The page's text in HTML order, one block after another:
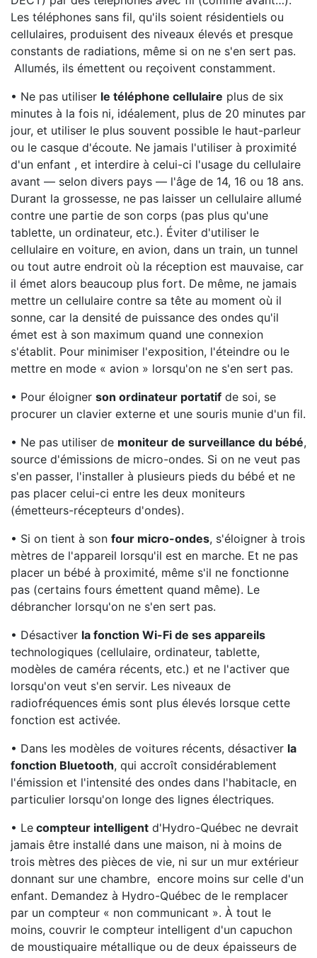
Les téléphones sans fil, qu'ils soient résidentiels ou
cellulaires, produisent des niveaux élevés et presque
constants de radiations, même si on ne s'en sert pas.
Allumés, ils émettent ou reçoivent constamment.
• Ne pas utiliser le téléphone cellulaire plus de six
minutes à la fois ni, idéalement, plus de 20 minutes par
jour, et utiliser le plus souvent possible le haut-parleur
ou le casque d'écoute. Ne jamais l'utiliser à proximité
d'un enfant , et interdire à celui-ci l'usage du cellulaire
avant — selon divers pays — l'âge de 14, 16 ou 18 ans.
Durant la grossesse, ne pas laisser un cellulaire allumé
contre une partie de son corps (pas plus qu'une
tablette, un ordinateur, etc.). Éviter d'utiliser le
cellulaire en voiture, en avion, dans un train, un tunnel
ou tout autre endroit où la réception est mauvaise, car
il émet alors beaucoup plus fort. De même, ne jamais
mettre un cellulaire contre sa tête au moment où il
sonne, car la densité de puissance des ondes qu'il
émet est à son maximum quand une connexion
s'établit. Pour minimiser l'exposition, l'éteindre ou le
mettre en mode « avion » lorsqu'on ne s'en sert pas.
• Pour éloigner son ordinateur portatif de soi, se
procurer un clavier externe et une souris munie d'un fil.
• Ne pas utiliser de moniteur de surveillance du bébé,
source d'émissions de micro-ondes. Si on ne veut pas
s'en passer, l'installer à plusieurs pieds du bébé et ne
pas placer celui-ci entre les deux moniteurs
(émetteurs-récepteurs d'ondes).
• Si on tient à son four micro-ondes, s'éloigner à trois
mètres de l'appareil lorsqu'il est en marche. Et ne pas
placer un bébé à proximité, même s'il ne fonctionne
pas (certains fours émettent quand même). Le
débrancher lorsqu'on ne s'en sert pas.
• Désactiver la fonction Wi-Fi de ses appareils
technologiques (cellulaire, ordinateur, tablette,
modèles de caméra récents, etc.) et ne l'activer que
lorsqu'on veut s'en servir. Les niveaux de
radiofréquences émis sont plus élevés lorsque cette
fonction est activée.
• Dans les modèles de voitures récents, désactiver la
fonction Bluetooth, qui accroît considérablement
l'émission et l'intensité des ondes dans l'habitacle, en
particulier lorsqu'on longe des lignes électriques.
• Le compteur intelligent d'Hydro-Québec ne devrait
jamais être installé dans une maison, ni à moins de
trois mètres des pièces de vie, ni sur un mur extérieur
donnant sur une chambre, encore moins sur celle d'un
enfant. Demandez à Hydro-Québec de le remplacer
par un compteur « non communicant ». À tout le
moins, couvrir le compteur intelligent d'un capuchon
de moustiquaire métallique ou de deux épaisseurs de